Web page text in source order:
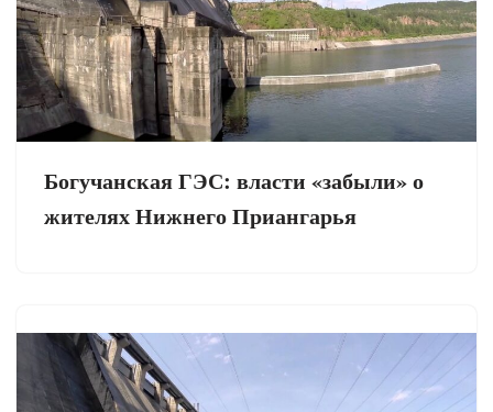
Богучанская ГЭС: власти «забыли» о
жителях Нижнего Приангарья